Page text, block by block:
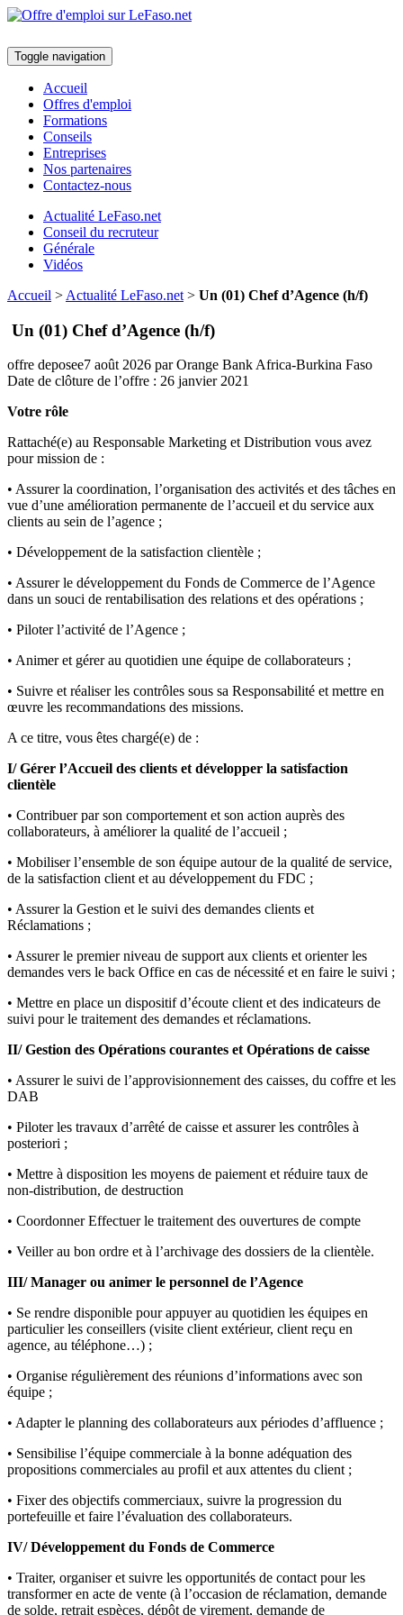
Toggle navigation
Accueil
Offres d'emploi
Formations
Conseils
Entreprises
Nos partenaires
Contactez-nous
Actualité LeFaso.net
Conseil du recruteur
Générale
Vidéos
Accueil > Actualité LeFaso.net > Un (01) Chef d’Agence (h/f)
Un (01) Chef d’Agence (h/f)
offre deposee7 août 2026 par Orange Bank Africa-Burkina Faso
Date de clôture de l’offre : 26 janvier 2021
Votre rôle
Rattaché(e) au Responsable Marketing et Distribution vous avez
pour mission de :
• Assurer la coordination, l’organisation des activités et des tâches en
vue d’une amélioration permanente de l’accueil et du service aux
clients au sein de l’agence ;
• Développement de la satisfaction clientèle ;
• Assurer le développement du Fonds de Commerce de l’Agence
dans un souci de rentabilisation des relations et des opérations ;
• Piloter l’activité de l’Agence ;
• Animer et gérer au quotidien une équipe de collaborateurs ;
• Suivre et réaliser les contrôles sous sa Responsabilité et mettre en
œuvre les recommandations des missions.
A ce titre, vous êtes chargé(e) de :
I/ Gérer l’Accueil des clients et développer la satisfaction
clientèle
• Contribuer par son comportement et son action auprès des
collaborateurs, à améliorer la qualité de l’accueil ;
• Mobiliser l’ensemble de son équipe autour de la qualité de service,
de la satisfaction client et au développement du FDC ;
• Assurer la Gestion et le suivi des demandes clients et
Réclamations ;
• Assurer le premier niveau de support aux clients et orienter les
demandes vers le back Office en cas de nécessité et en faire le suivi ;
• Mettre en place un dispositif d’écoute client et des indicateurs de
suivi pour le traitement des demandes et réclamations.
II/ Gestion des Opérations courantes et Opérations de caisse
• Assurer le suivi de l’approvisionnement des caisses, du coffre et les
DAB
• Piloter les travaux d’arrêté de caisse et assurer les contrôles à
posteriori ;
• Mettre à disposition les moyens de paiement et réduire taux de
non-distribution, de destruction
• Coordonner Effectuer le traitement des ouvertures de compte
• Veiller au bon ordre et à l’archivage des dossiers de la clientèle.
III/ Manager ou animer le personnel de l’Agence
• Se rendre disponible pour appuyer au quotidien les équipes en
particulier les conseillers (visite client extérieur, client reçu en
agence, au téléphone…) ;
• Organise régulièrement des réunions d’informations avec son
équipe ;
• Adapter le planning des collaborateurs aux périodes d’affluence ;
• Sensibilise l’équipe commerciale à la bonne adéquation des
propositions commerciales au profil et aux attentes du client ;
• Fixer des objectifs commerciaux, suivre la progression du
portefeuille et faire l’évaluation des collaborateurs.
IV/ Développement du Fonds de Commerce
• Traiter, organiser et suivre les opportunités de contact pour les
transformer en acte de vente (à l’occasion de réclamation, demande
de solde, retrait espèces, dépôt de virement, demande de